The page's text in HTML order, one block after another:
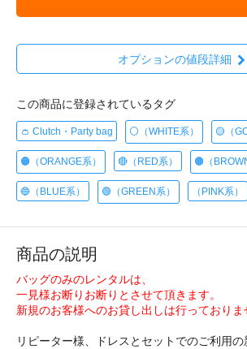
オプションの値段詳細
この商品に登録されているタグ
👛 Clutch・Party bag ⚪️（WHITE系） 🟡（
🟠（ORANGE系） 🔴（RED系） 🟤（
🔵（BLUE系） 🟢（GREEN系） （PINK系）
商品の説明
バッグのみのレンタルは、
一見様お断りお断りとさせて頂きます。
新規のお客様へのお貸し出しは行っておりま
リピーター様、ドレスとセットでのご利用